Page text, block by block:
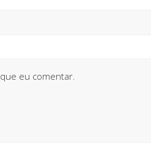
eu comentar.